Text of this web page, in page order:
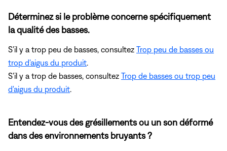
Déterminez si le problème concerne spécifiquement
la qualité des basses.
S'il y a trop peu de basses, consultez Trop peu de basses ou
trop d'aigus du produit
S'il y a trop de basses, consultez Trop de basses ou trop peu
d'aigus du produit
Entendez-vous des grésillements ou un son déformé
dans des environnements bruyants ?